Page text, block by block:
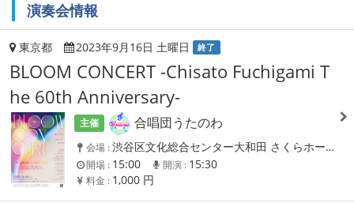
演奏会情報
東京都 2023年9月16日 土曜日 終了
BLOOM CONCERT -Chisato Fuchigami T
he 60th Anniversary-
主催 合唱団うたのわ
会場 :渋谷区文化総合センター大和田 さくらホール
開場 : 15:00 開演 : 15:30
料金 : 1,000 円